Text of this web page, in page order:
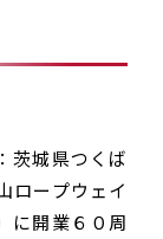
茨城県つくば
ロープウェイ
に開業６０周